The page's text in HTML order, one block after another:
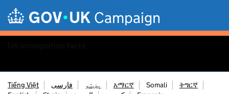
Campaign
Tiếng Việt فارسی پښتو አማርኛ Somali
ትግርኛ